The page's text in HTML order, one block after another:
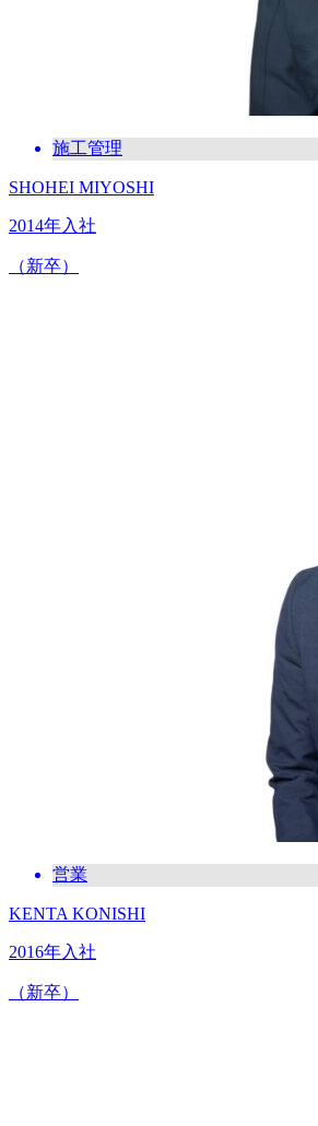
施工管理
SHOHEI MIYOSHI
2014年入社
（新卒）
営業
KENTA KONISHI
2016年入社
（新卒）